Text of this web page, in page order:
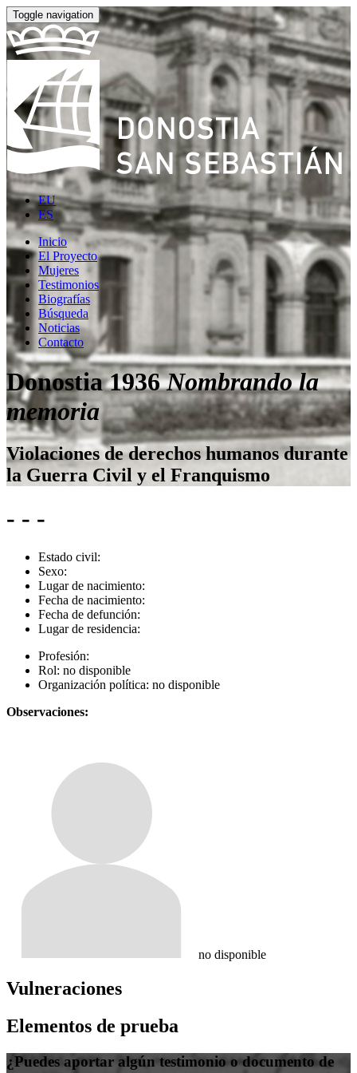
Toggle navigation
EU
ES
Inicio
El Proyecto
Mujeres
Testimonios
Biografías
Búsqueda
Noticias
Contacto
Donostia 1936Nombrando la
memoria
Violaciones de derechos humanos durante
la Guerra Civil y el Franquismo
- - -
Estado civil:
Sexo:
Lugar de nacimiento:
Fecha de nacimiento:
Fecha de defunción:
Lugar de residencia:
Profesión:
Rol: no disponible
Organización política: no disponible
Observaciones:
no disponible
Vulneraciones
Elementos de prueba
¿Puedes aportar algún testimonio o documento de